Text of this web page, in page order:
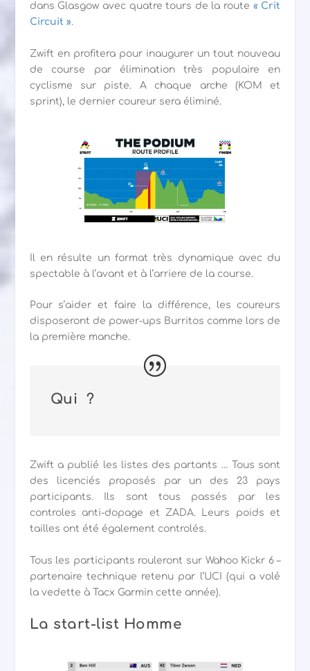
dans Glasgow avec quatre tours de la route « Crit
Circuit ».
Zwift en profitera pour inaugurer un tout nouveau
de course par élimination très populaire en
cyclisme sur piste. A chaque arche (KOM et
sprint), le dernier coureur sera éliminé.
Il en résulte un format très dynamique avec du
spectable à l’avant et à l’arriere de la course.
Pour s’aider et faire la différence, les coureurs
disposeront de power-ups Burritos comme lors de
la première manche.
Qui ?
Zwift a publié les listes des partants … Tous sont
des licenciés proposés par un des 23 pays
participants. Ils sont tous passés par les
controles anti-dopage et ZADA. Leurs poids et
tailles ont été également controlés.
Tous les participants rouleront sur Wahoo Kickr 6 –
partenaire technique retenu par l’UCI (qui a volé
la vedette à Tacx Garmin cette année).
La start-list Homme